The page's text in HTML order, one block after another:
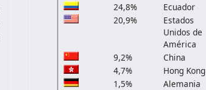
24,8%
Ecuador
20,9%
Estados
Unidos de
América
9,2%
China
4,7%
Hong Kong
1,5%
Alemania